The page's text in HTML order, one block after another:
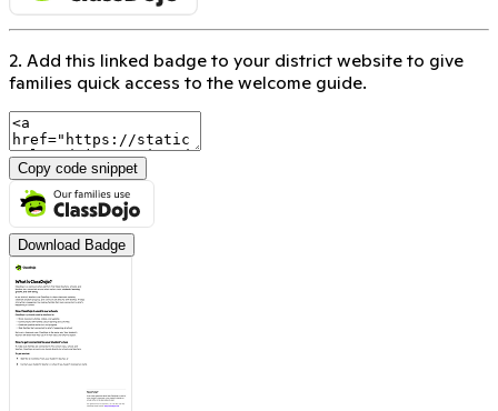
2. Add this linked badge to your district website to give
families quick access to the welcome guide.
Copy code snippet
Download Badge